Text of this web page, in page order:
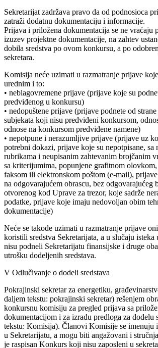
Sekretarijat zadržava pravo da od podnosioca
zatraži dodatnu dokumentaciju i informacije.
Prijava i priložena dokumentacija se ne vraćaju
izuzev projektne dokumentacije, na zahtev
dobila sredstva po ovom konkursu, a po
sekretara.
Komisija neće uzimati u razmatranje prijave
urednim i to:
• neblagovremene prijave (prijave koje su
predviđenog u konkursu)
• nedopuštene prijave (prijave podnete od
subjekata koji nisu predviđeni konkursom,
odnose na konkursom predviđene namene)
• nepotpune i nerazumljive prijave (prijave uz
potrebni dokazi, prijave koje su nepotpisane, sa
rubrikama i neupisanim zahtevanim brojčanim
sa kriterijumima, popunjene grafitnom
faksom ili elektronskom poštom (e-mail),
na odgovarajućem obrascu, bez odgovarajućeg
otvorenog kod Uprave za trezor, koje sadrže
podatke, prijave koje imaju nedovoljan obim
dokumentacije)
Neće se takođe uzimati u razmatranje prijave
koristili sredstva Sekretarijata, a u slučaju isteka
nisu podneli Sekretarijatu finansijske i druge
utrošku dodeljenih sredstava.
V Odlučivanje o dodeli sredstava
Pokrajinski sekretar za energetiku,
daljem tekstu: pokrajinski sekretar) rešenjem
konkursnu komisiju za pregled prijava sa
dokumentacijom i za izradu predloga za dodelu
tekstu: Komisija). Članovi Komisije se imenuju
u Sekretarijatu, a mogu biti angažovani i
je raspisan Konkurs koji nisu zaposleni u